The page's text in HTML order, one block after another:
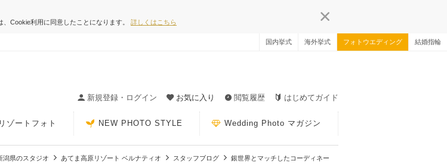
Cookie利用に同意したことになります。 詳しくはこちら
国内挙式 海外挙式 フォトウエディング 結婚指輪
新規登録・ログイン
お気に入り 閲覧履歴 はじめてガイド
ゾートフォト NEW PHOTO STYLE Wedding Photo マガジン
潟県のスタジオ あてま高原リゾート ベルナティオ スタッフブログ
銀世界とマッチしたコーディネー